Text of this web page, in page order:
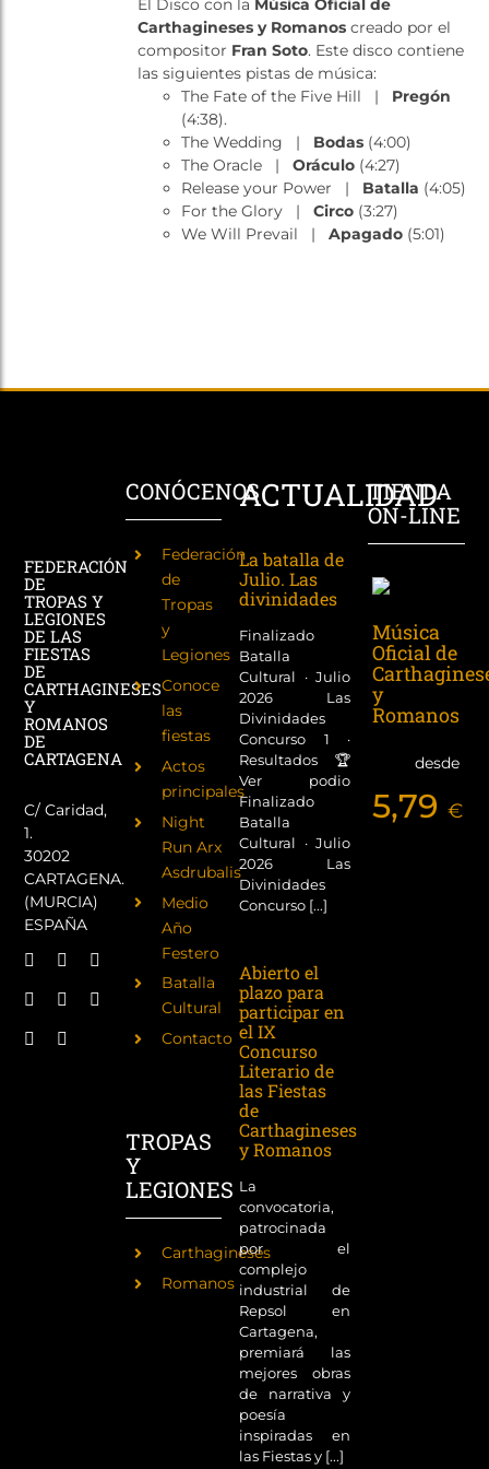
Tienda
El Disco con la Música Oficial de
Carthagineses y Romanoscreado por el
compositor Fran Soto. Este disco contiene
las siguientes pistas de música:
The Fate of the Five Hill | Pregón
(4:38).
The Wedding | Bodas(4:00)
The Oracle | Oráculo(4:27)
Release your Power | Batalla (4:05)
For the Glory | Circo(3:27)
We Will Prevail | Apagado(5:01)
FEDERACIÓN
DE
TROPAS Y
LEGIONES
DE LAS
FIESTAS
DE
CARTHAGINESES
Y
ROMANOS
DE
CARTAGENA
C/ Caridad,
1.
30202
CARTAGENA.
(MURCIA)
ESPAÑA
CONÓCENOS
Federación
de
Tropas
y
Legiones
Conoce
las
fiestas
Actos
principales
Night
Run Arx
Asdrubalis
Medio
Año
Festero
Batalla
Cultural
Contacto
TROPAS
Y
LEGIONES
Carthagineses
Romanos
ACTUALIDAD
La batalla de
Julio. Las
divinidades
Finalizado
Batalla
Cultural · Julio
2026 Las
Divinidades
Concurso 1 ·
Resultados 🏆
Ver podio
Finalizado
Batalla
Cultural · Julio
2026 Las
Divinidades
Concurso [...]
Abierto el
plazo para
participar en
el IX
Concurso
Literario de
las Fiestas
de
Carthagineses
y Romanos
La
convocatoria,
patrocinada
por el
complejo
industrial de
Repsol en
Cartagena,
premiará las
mejores obras
de narrativa y
poesía
inspiradas en
las Fiestas y [...]
TIENDA
ON-LINE
Música
Oficial de
y
Romanos
desde
5,79€